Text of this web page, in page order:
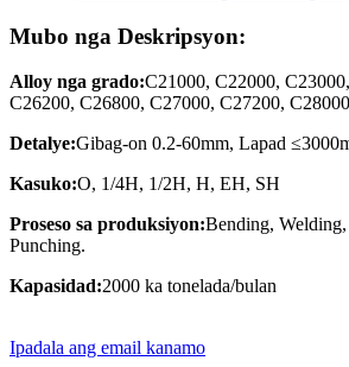
Mubo nga Deskripsyon:
Alloy nga grado:C21000, C22000,
C26200, C26800, C27000, C27200,
Detalye:Gibag-on 0.2-60mm, Lapad
Kasuko:O, 1/4H, 1/2H, H, EH, SH
Proseso sa produksiyon:Bending,
Punching.
Kapasidad:2000 ka tonelada/bulan
Ipadala ang email kanamo